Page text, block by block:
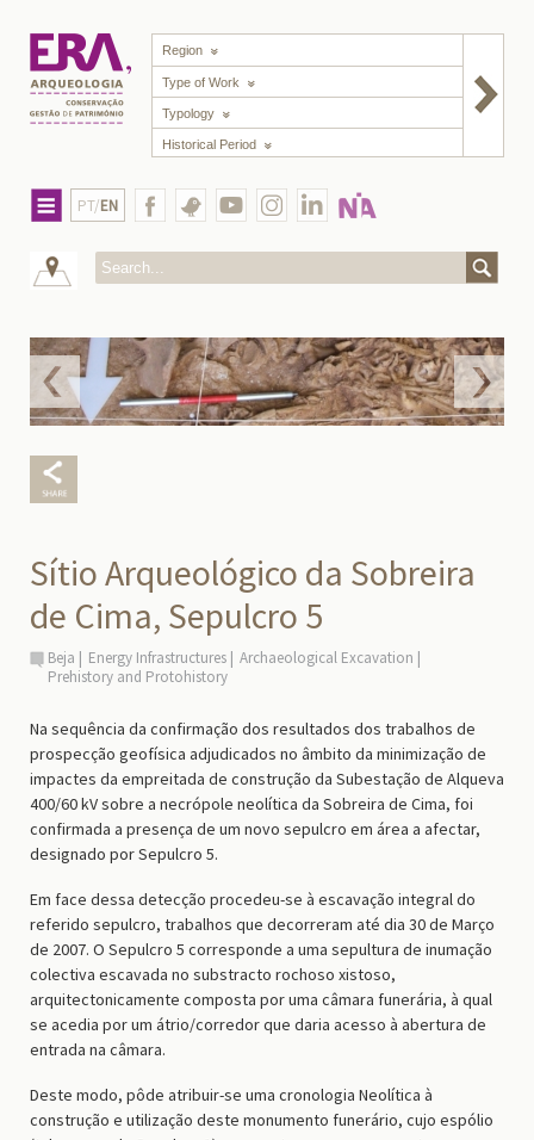
Region
Type of Work
Typology
Historical Period
PT/EN
Sítio Arqueológico da Sobreira
de Cima, Sepulcro 5
Beja Energy Infrastructures
Archaeological Excavation
Prehistory and Protohistory
Na sequência da confirmação dos resultados dos trabalhos de
prospecção geofísica adjudicados no âmbito da minimização de
impactes da empreitada de construção da Subestação de Alqueva
400/60 kV sobre a necrópole neolítica da Sobreira de Cima, foi
confirmada a presença de um novo sepulcro em área a afectar,
designado por Sepulcro 5.
Em face dessa detecção procedeu-se à escavação integral do
referido sepulcro, trabalhos que decorreram até dia 30 de Março
de 2007. O Sepulcro 5 corresponde a uma sepultura de inumação
colectiva escavada no substracto rochoso xistoso,
arquitectonicamente composta por uma câmara funerária, à qual
se acedia por um átrio/corredor que daria acesso à abertura de
entrada na câmara.
Deste modo, pôde atribuir-se uma cronologia Neolítica à
construção e utilização deste monumento funerário, cujo espólio